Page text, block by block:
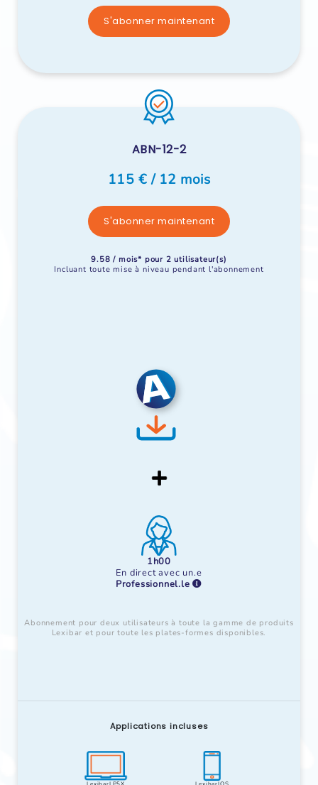
S'abonner maintenant
ABN-12-2
115 € / 12 mois
S'abonner maintenant
9.58 / mois* pour 2 utilisateur(s)
Incluant toute mise à niveau pendant l'abonnement
1h00
En direct avec un.e
Professionnel.le
Abonnement pour deux utilisateurs à toute la gamme de produits
Lexibar et pour toute les plates-formes disponibles.
Applications incluses